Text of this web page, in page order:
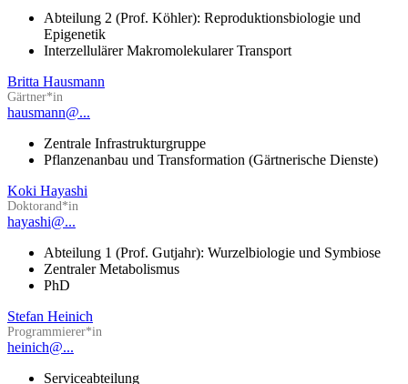
Abteilung 2 (Prof. Köhler): Reproduktionsbiologie und
Epigenetik
Interzellulärer Makromolekularer Transport
Britta Hausmann
Gärtner*in
hausmann@...
Zentrale Infrastrukturgruppe
Pflanzenanbau und Transformation (Gärtnerische Dienste)
Koki Hayashi
Doktorand*in
hayashi@...
Abteilung 1 (Prof. Gutjahr): Wurzelbiologie und Symbiose
Zentraler Metabolismus
PhD
Stefan Heinich
Programmierer*in
heinich@...
Serviceabteilung